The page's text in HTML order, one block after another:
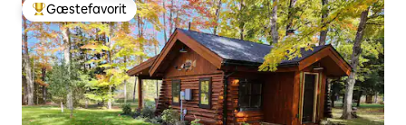
Bedste gæstefavorit
Gæstefavorit